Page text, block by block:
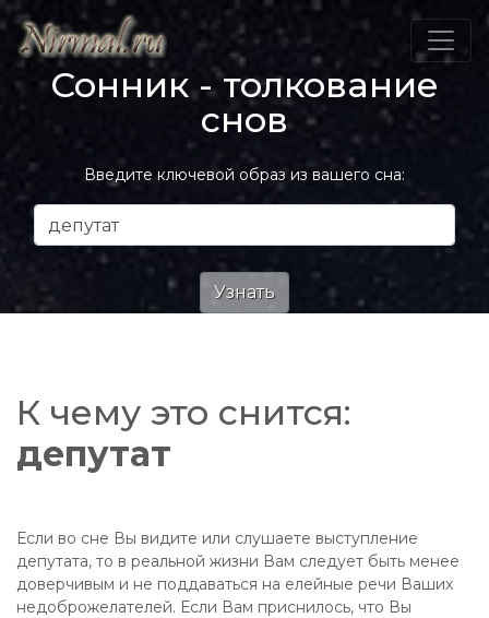
Сонник - толкование
снов
Введите ключевой образ из вашего сна:
К чему это снится:
депутат
Если во сне Вы видите или слушаете выступление
депутата, то в реальной жизни Вам следует быть менее
доверчивым и не поддаваться на елейные речи Ваших
недоброжелателей. Если Вам приснилось, что Вы